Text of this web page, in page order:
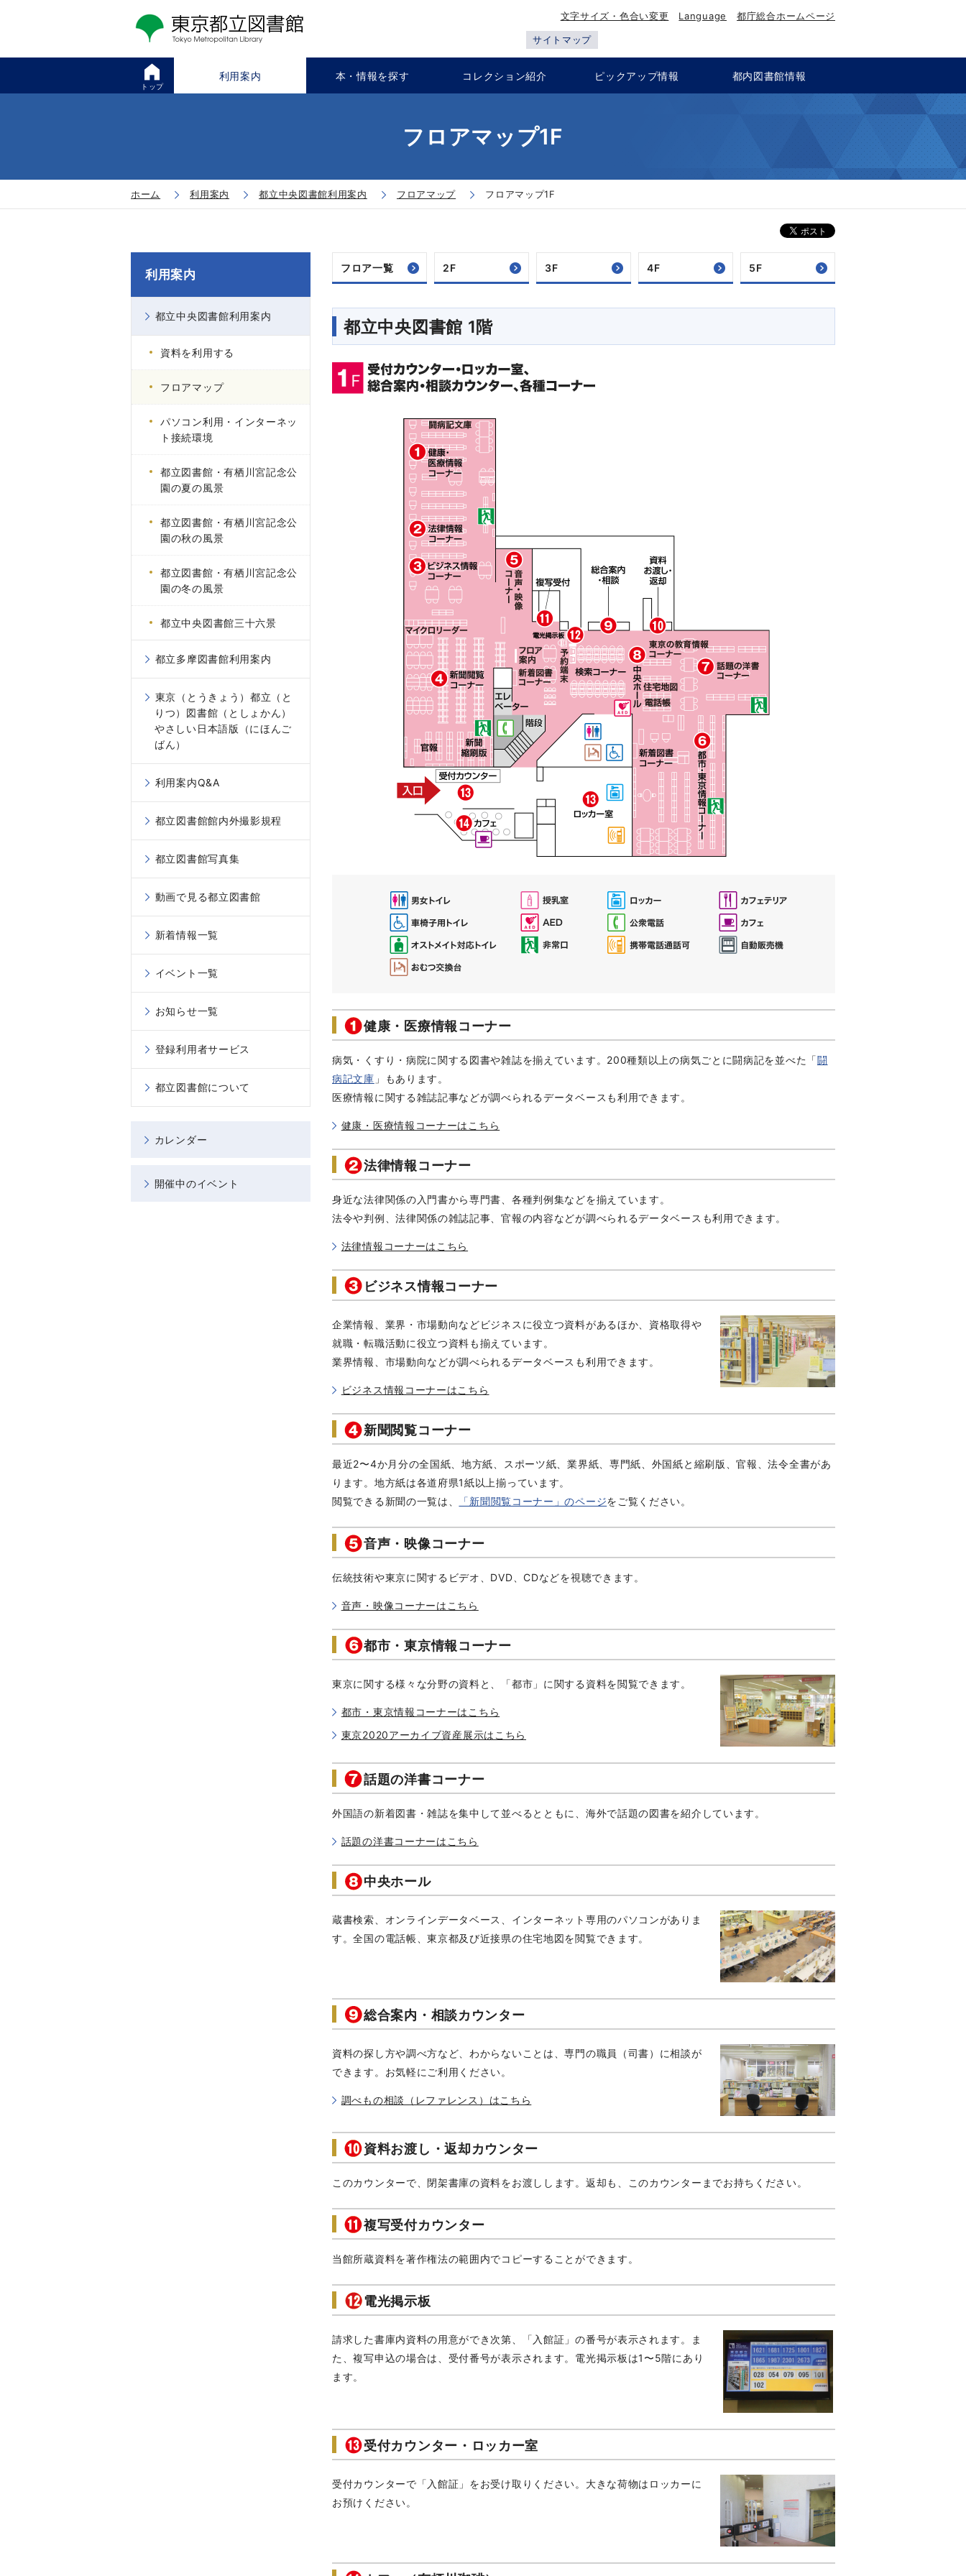
文字サイズ・色合い変更 Language 都庁総合ホームページ
サイトマップ
トップ
利用案内 本・情報を探す コレクション紹介 ピックアップ情報 都内図書館情報
フロアマップ1F
ホーム 利用案内 都立中央図書館利用案内 フロアマップ フロアマップ1F
フロア一覧 2F 3F 4F 5F
都立中央図書館 1階
健康・医療情報コーナー
病気・くすり・病院に関する図書や雑誌を揃えています。200種類以上の病気ごとに闘病記を並べた「闘
病記文庫 」もあります。
医療情報に関する雑誌記事などが調べられるデータベースも利用できます。
健康・医療情報コーナーはこちら
法律情報コーナー
身近な法律関係の入門書から専門書、各種判例集などを揃えています。
法令や判例、法律関係の雑誌記事、官報の内容などが調べられるデータベースも利用できます。
法律情報コーナーはこちら
ビジネス情報コーナー
企業情報、業界・市場動向などビジネスに役立つ資料があるほか、資格取得や
就職・転職活動に役立つ資料も揃えています。
業界情報、市場動向などが調べられるデータベースも利用できます。
ビジネス情報コーナーはこちら
新聞閲覧コーナー
最近2〜4か月分の全国紙、地方紙、スポーツ紙、業界紙、専門紙、外国紙と縮刷版、官報、法令全書があ
ります。地方紙は各道府県1紙以上揃っています。
閲覧できる新聞の一覧は、
「新聞閲覧コーナー」のページをご覧ください。
音声・映像コーナー
伝統技術や東京に関するビデオ、DVD、CDなどを視聴できます。
音声・映像コーナーはこちら
都市・東京情報コーナー
東京に関する様々な分野の資料と、「都市」に関する資料を閲覧できます。
都市・東京情報コーナーはこちら
東京2020アーカイブ資産展示はこちら
話題の洋書コーナー
外国語の新着図書・雑誌を集中して並べるとともに、海外で話題の図書を紹介しています。
話題の洋書コーナーはこちら
中央ホール
蔵書検索、オンラインデータベース、インターネット専用のパソコンがありま
す。全国の電話帳、東京都及び近接県の住宅地図を閲覧できます。
総合案内・相談カウンター
資料の探し方や調べ方など、わからないことは、専門の職員（司書）に相談が
できます。お気軽にご利用ください。
調べもの相談（レファレンス）はこちら
資料お渡し・返却カウンター
このカウンターで、閉架書庫の資料をお渡しします。返却も、このカウンターまでお持ちください。
複写受付カウンター
当館所蔵資料を著作権法の範囲内でコピーすることができます。
電光掲示板
請求した書庫内資料の用意ができ次第、「入館証」の番号が表示されます。ま
た、複写申込の場合は、受付番号が表示されます。電光掲示板は1〜5階にあり
ます。
受付カウンター・ロッカー室
受付カウンターで「入館証」をお受け取りください。大きな荷物はロッカーに
お預けください。
利用案内
都立中央図書館利用案内
資料を利用する
フロアマップ
パソコン利用・インターネッ
ト接続環境
都立図書館・有栖川宮記念公
園の夏の風景
都立図書館・有栖川宮記念公
園の秋の風景
都立図書館・有栖川宮記念公
園の冬の風景
都立中央図書館三十六景
都立多摩図書館利用案内
東京（とうきょう）都立（と
りつ）図書館（としょかん）
やさしい日本語版（にほんご
ばん）
利用案内Q&A
都立図書館館内外撮影規程
都立図書館写真集
動画で見る都立図書館
新着情報一覧
イベント一覧
お知らせ一覧
登録利用者サービス
都立図書館について
カレンダー
開催中のイベント